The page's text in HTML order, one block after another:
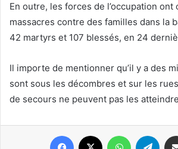
En outre, les forces de l’occupation ont
massacres contre des familles dans la
42 martyrs et 107 blessés, en 24
Il importe de mentionner qu’il y a des
sont sous les décombres et sur les
de secours ne peuvent pas les
Facebook WhatsApp